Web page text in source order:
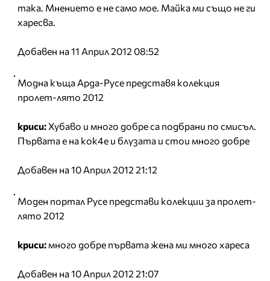
така. Мнението е не само мое. Майка ми също не ги
харесва.
Добавен на 11 Април 2012 08:52
Модна къща Арда-Русе представя колекция
пролет-лято 2012
криси:Хубаво и много добре са подбрани по смисъл.
Първата е на кок4е и блузата и стои много добре
Добавен на 10 Април 2012 21:12
Моден портал Русе представи колекции за пролет-
лято 2012
криси:много добре първата жена ми много хареса
Добавен на 10 Април 2012 21:07